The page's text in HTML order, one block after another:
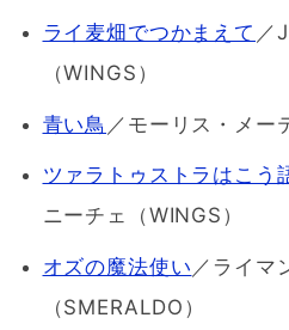
ライ麦畑でつかまえて ／
（WINGS）
青い鳥 ／モーリス・メー
ツァラトゥストラはこう
ニーチェ（WINGS）
オズの魔法使い ／ライマ
（SMERALDO）